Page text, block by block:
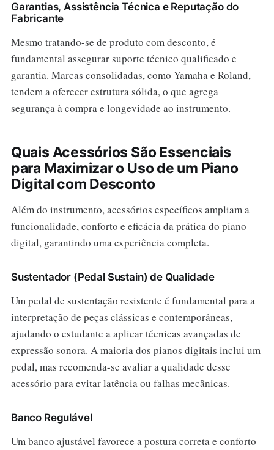
Garantias, Assistência Técnica e Reputação do
Fabricante
Mesmo tratando-se de produto com desconto, é
fundamental assegurar suporte técnico qualificado e
garantia. Marcas consolidadas, como Yamaha e Roland,
tendem a oferecer estrutura sólida, o que agrega
segurança à compra e longevidade ao instrumento.
Quais Acessórios São Essenciais
para Maximizar o Uso de um Piano
Digital com Desconto
Além do instrumento, acessórios específicos ampliam a
funcionalidade, conforto e eficácia da prática do piano
digital, garantindo uma experiência completa.
Sustentador (Pedal Sustain) de Qualidade
Um pedal de sustentação resistente é fundamental para a
interpretação de peças clássicas e contemporâneas,
ajudando o estudante a aplicar técnicas avançadas de
expressão sonora. A maioria dos pianos digitais inclui um
pedal, mas recomenda-se avaliar a qualidade desse
acessório para evitar latência ou falhas mecânicas.
Banco Regulável
Um banco ajustável favorece a postura correta e conforto